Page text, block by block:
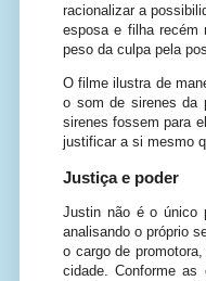
racionalizar a
esposa e filha recém
peso da culpa pela
O filme ilustra de
o som de sirenes da
sirenes fossem para
justificar a si mesmo
Justiça e poder
Justin não é o único
analisando o próprio
o cargo de
cidade. Conforme